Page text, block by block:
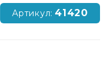
Артикул: 41420